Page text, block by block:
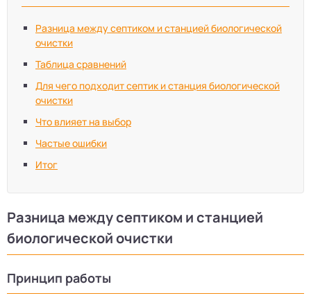
Разница между септиком и станцией биологической
очистки
Таблица сравнений
Для чего подходит септик и станция биологической
очистки
Что влияет на выбор
Частые ошибки
Итог
Разница между септиком и станцией
биологической очистки
Принцип работы